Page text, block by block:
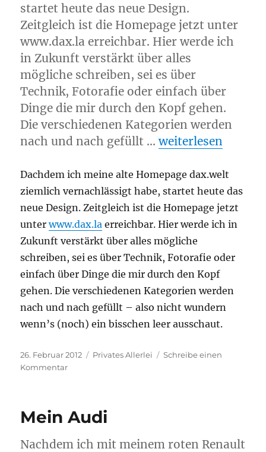
startet heute das neue Design.
Zeitgleich ist die Homepage jetzt unter
www.dax.la erreichbar. Hier werde ich
in Zukunft verstärkt über alles
mögliche schreiben, sei es über
Technik, Fotorafie oder einfach über
Dinge die mir durch den Kopf gehen.
Die verschiedenen Kategorien werden
nach und nach gefüllt …„Neustart“
weiterlesen
Dachdem ich meine alte Homepage dax.welt
ziemlich vernachlässigt habe, startet heute das
neue Design. Zeitgleich ist die Homepage jetzt
unterwww.dax.la erreichbar. Hier werde ich in
Zukunft verstärkt über alles mögliche
schreiben, sei es über Technik, Fotorafie oder
einfach über Dinge die mir durch den Kopf
gehen. Die verschiedenen Kategorien werden
nach und nach gefüllt – also nicht wundern
wenn’s (noch) ein bisschen leer ausschaut.
Veröffentlicht
am
26. Februar 2012 Kategorien
Privates Allerlei
Schreibe einen
Kommentarzu
Mein Audi
Nachdem ich mit meinem roten Renault